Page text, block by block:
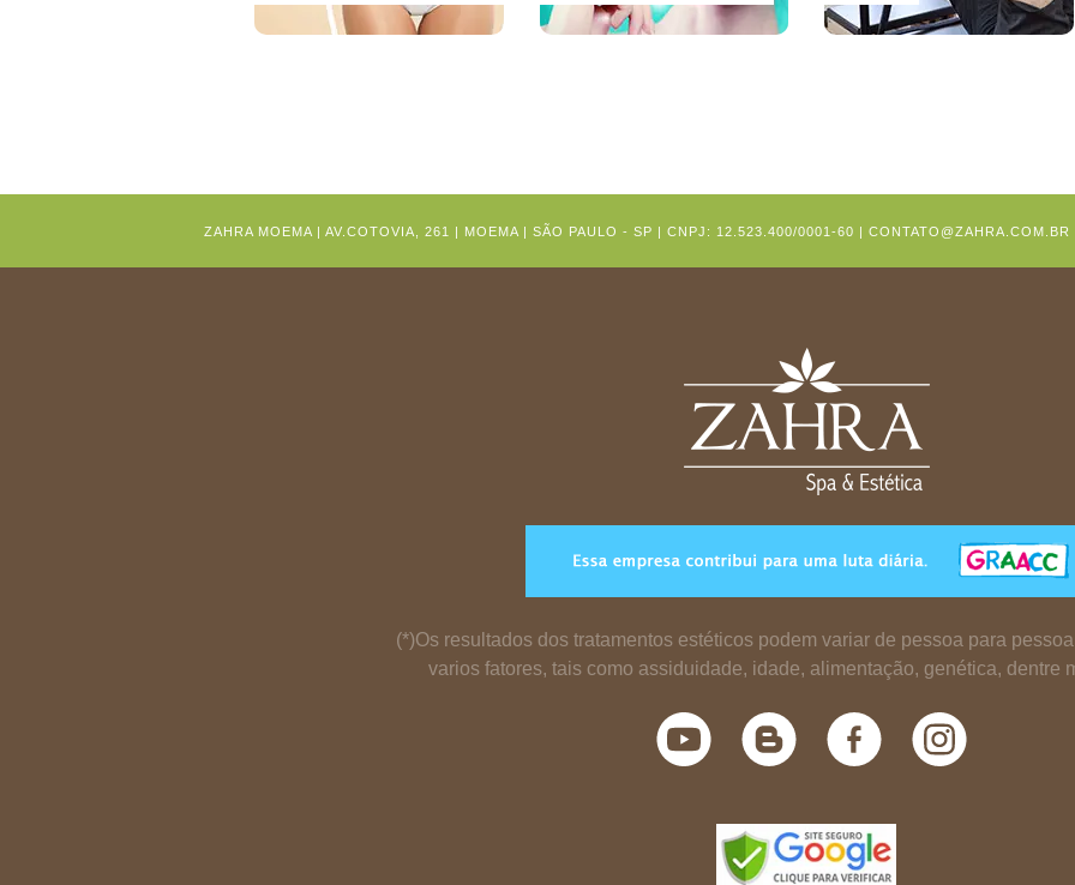
ZAHRA MOEMA | AV.COTOVIA, 261 | MOEMA | SÃO PAULO - SP | CNPJ: 12.523.400/0001-60 |
(*)Os resultados dos tratamentos estéticos podem variar de pessoa para
varios fatores, tais como assiduidade, idade, alimentação, genética, dentre